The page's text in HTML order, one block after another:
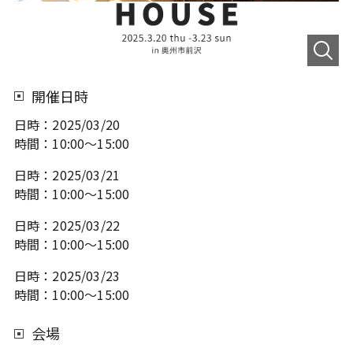
開催日時
日時： 2025/03/20
時間： 10:00～15:00
日時： 2025/03/21
時間： 10:00～15:00
日時： 2025/03/22
時間： 10:00～15:00
日時： 2025/03/23
時間： 10:00～15:00
会場